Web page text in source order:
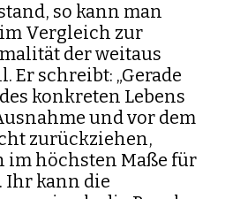
so kann man
Vergleich zur
der weitaus
Er schreibt: „Gerade
konkreten Lebens
und vor dem
zurückziehen,
im höchsten Maße für
Ihr kann die